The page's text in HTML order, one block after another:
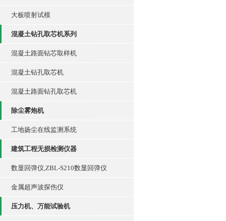
大板喷射试模
混凝土钻孔取芯机系列
混凝土路面钻芯取样机
混凝土钻孔取芯机
混凝土路面钻孔取芯机
除尘雾炮机
工地扬尘在线监测系统
建筑工程无损检测仪器
数显回弹仪,ZBL-S210数显回弹仪
金属超声波探伤仪
压力机、万能试验机